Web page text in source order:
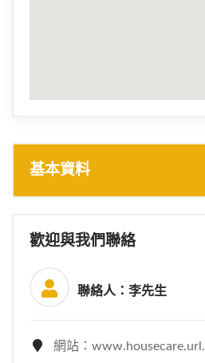
基本資料
歡迎與我們聯絡
聯絡人：李先生
網站：